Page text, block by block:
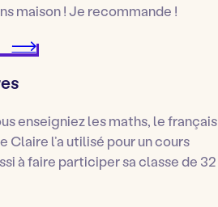
maison ! Je recommande !
enseigniez les maths, le français
Claire l’a utilisé pour un cours
à faire participer sa classe de 32